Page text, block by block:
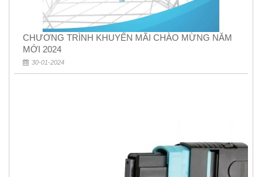
CHƯƠNG TRÌNH KHUYẾN MÃI CHÀO MỪNG NĂM
MỚI 2024
30-01-2024